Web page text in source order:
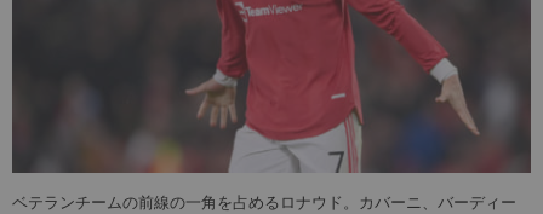
ベテランチームの前線の一角を占めるロナウド。カバーニ、バーディー